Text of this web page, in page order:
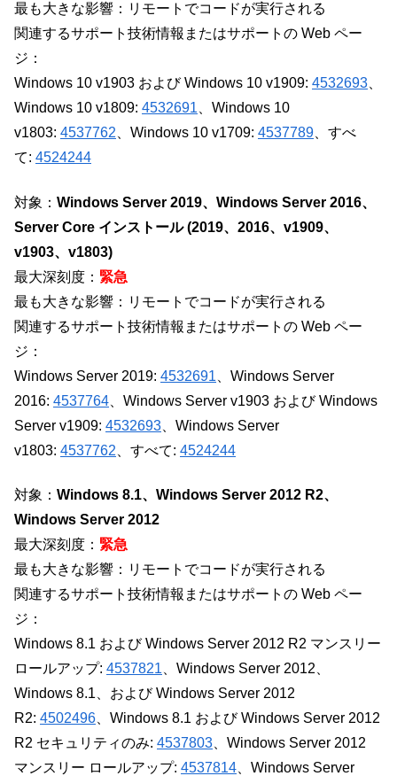
最も大きな影響：リモートでコードが実行される
関連するサポート技術情報またはサポートの Web ペー
ジ：
Windows 10 v1903 および Windows 10 v1909: 4532693
Windows 10 v1809: 4532691 、Windows 10
v1803: 4537762 、Windows 10 v1709: 4537789 、すべ
て: 4524244
対象： Windows Server 2019、Windows Server 2016、
Server Core インストール (2019、2016、v1909、
v1903、v1803)
最大深刻度： 緊急
最も大きな影響：リモートでコードが実行される
関連するサポート技術情報またはサポートの Web ペー
ジ：
Windows Server 2019: 4532691 、Windows Server
2016: 4537764 、Windows Server v1903 および Windows
Server v1909: 4532693 、Windows Server
v1803: 4537762 、すべて: 4524244
対象： Windows 8.1、Windows Server 2012 R2、
Windows Server 2012
最大深刻度： 緊急
最も大きな影響：リモートでコードが実行される
関連するサポート技術情報またはサポートの Web ペー
ジ：
Windows 8.1 および Windows Server 2012 R2 マンスリー
ロールアップ: 4537821 、Windows Server 2012、
Windows 8.1、および Windows Server 2012
R2: 4502496 、Windows 8.1 および Windows Server 2012
R2 セキュリティのみ: 4537803 、Windows Server 2012
マンスリー ロールアップ: 4537814 、Windows Server